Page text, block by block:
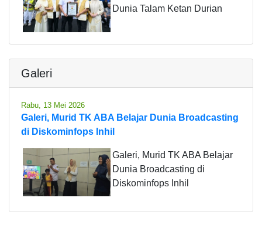
Dunia Talam Ketan Durian
Galeri
Rabu, 13 Mei 2026
Galeri, Murid TK ABA Belajar Dunia Broadcasting
di Diskominfops Inhil
Galeri, Murid TK ABA Belajar
Dunia Broadcasting di
Diskominfops Inhil